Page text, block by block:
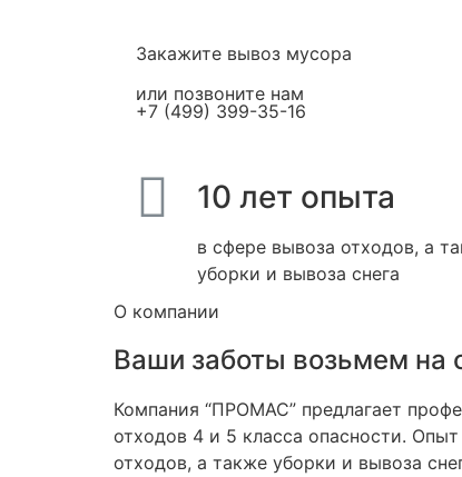
Закажите вывоз мусора
или позвоните нам
+7 (499) 399-35-16
10 лет опыта
в сфере вывоза отходов, а
уборки и вывоза снега
О компании
Ваши заботы возьмем на
Компания “ПРОМАС” предлагает
отходов 4 и 5 класса опасности.
отходов, а также уборки и вывоза